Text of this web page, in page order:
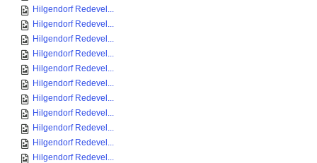
Hilgendorf Redevel...
Hilgendorf Redevel...
Hilgendorf Redevel...
Hilgendorf Redevel...
Hilgendorf Redevel...
Hilgendorf Redevel...
Hilgendorf Redevel...
Hilgendorf Redevel...
Hilgendorf Redevel...
Hilgendorf Redevel...
Hilgendorf Redevel...